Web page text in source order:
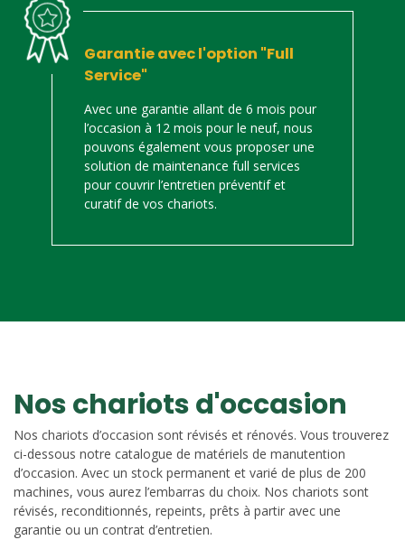
Garantie avec l'option "Full
Service"
Avec une garantie allant de 6 mois pour
l’occasion à 12 mois pour le neuf, nous
pouvons également vous proposer une
solution de maintenance full services
pour couvrir l’entretien préventif et
curatif de vos chariots.
Nos chariots d'occasion
Nos chariots d’occasion sont révisés et rénovés. Vous trouverez
ci-dessous notre catalogue de matériels de manutention
d’occasion. Avec un stock permanent et varié de plus de 200
machines, vous aurez l’embarras du choix. Nos chariots sont
révisés, reconditionnés, repeints, prêts à partir avec une
garantie ou un contrat d’entretien.